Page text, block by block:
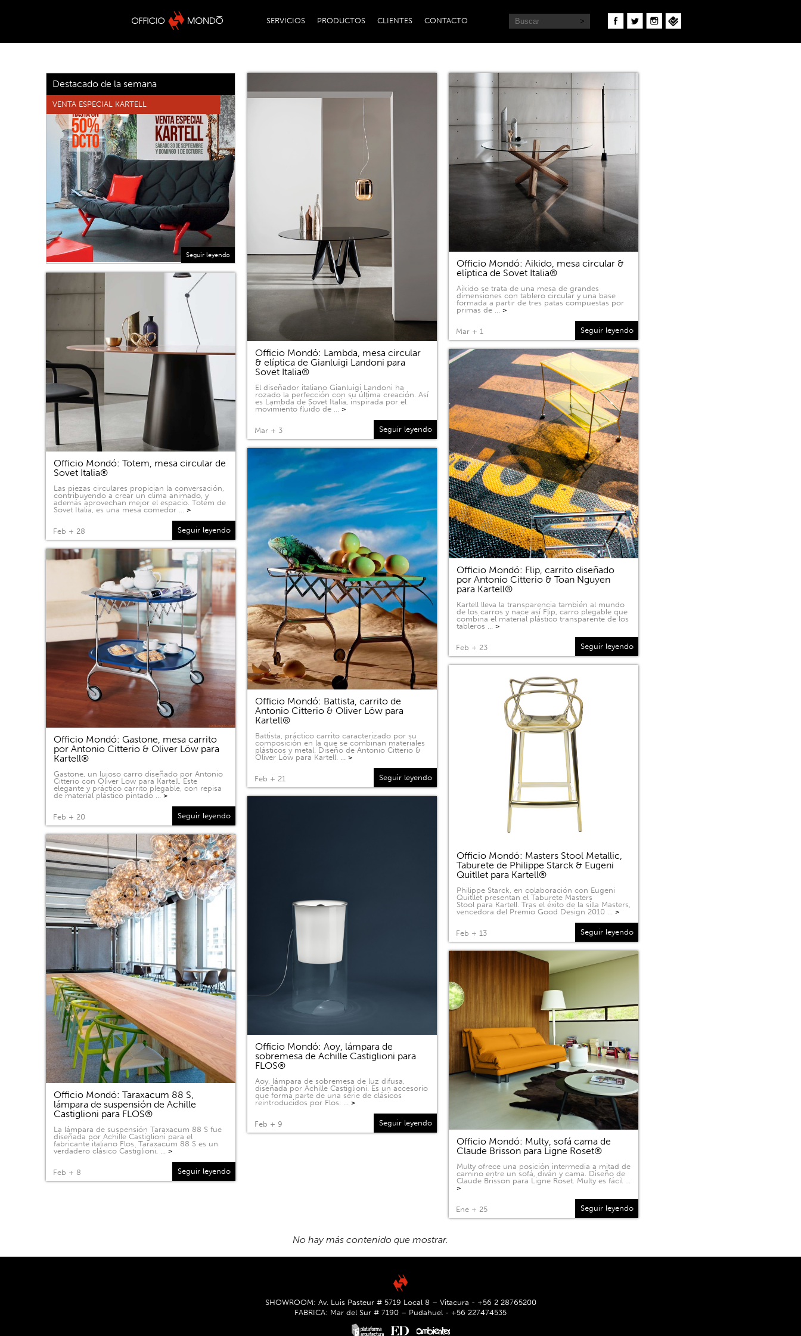
SERVICIOS PRODUCTOS CLIENTES CONTACTO
Destacado de la semana
VENTA ESPECIAL KARTELL
Seguir leyendo
Officio Mondó: Lambda, mesa circular
& elíptica de Gianluigi Landoni para
Sovet Italia®
El diseñador italiano Gianluigi Landoni ha
rozado la perfección con su última creación. Así
es Lambda de Sovet Italia, inspirada por el
movimiento fluido de … >
Mar + 3 Seguir leyendo
Officio Mondó: Aikido, mesa circular &
elíptica de Sovet Italia®
Aikido se trata de una mesa de grandes
dimensiones con tablero circular y una base
formada a partir de tres patas compuestas por
primas de … >
Mar + 1 Seguir leyendo
Officio Mondó: Totem, mesa circular de
Sovet Italia®
Las piezas circulares propician la conversación,
contribuyendo a crear un clima animado, y
además aprovechan mejor el espacio. Totem de
Sovet Italia, es una mesa comedor … >
Feb + 28 Seguir leyendo
Officio Mondó: Flip, carrito diseñado
por Antonio Citterio & Toan Nguyen
para Kartell®
Kartell lleva la transparencia también al mundo
de los carros y nace así Flip, carro plegable que
combina el material plástico transparente de los
tableros … >
Feb + 23 Seguir leyendo
Officio Mondó: Battista, carrito de
Antonio Citterio & Oliver Löw para
Kartell®
Battista, práctico carrito caracterizado por su
composición en la que se combinan materiales
plásticos y metal. Diseño de Antonio Citterio &
Oliver Löw para Kartell. … >
Feb + 21 Seguir leyendo
Officio Mondó: Gastone, mesa carrito
por Antonio Citterio & Oliver Löw para
Kartell®
Gastone, un lujoso carro diseñado por Antonio
Citterio con Oliver Low para Kartell. Este
elegante y práctico carrito plegable, con repisa
de material plástico pintado …>
Feb + 20 Seguir leyendo
Officio Mondó: Masters Stool Metallic,
Taburete de Philippe Starck & Eugeni
Quitllet para Kartell®
Philippe Starck, en colaboración con Eugeni
Quitllet presentan el Taburete Masters
Stool para Kartell. Tras el éxito de la silla Masters,
vencedora del Premio Good Design 2010 … >
Feb + 13 Seguir leyendo
Officio Mondó: Aoy, lámpara de
sobremesa de Achille Castiglioni para
FLOS®
Aoy, lámpara de sobremesa de luz difusa,
diseñada por Achille Castiglioni. Es un accesorio
que forma parte de una serie de clásicos
reintroducidos por Flos. … >
Feb + 9 Seguir leyendo
Officio Mondó: Taraxacum 88 S,
lámpara de suspensión de Achille
Castiglioni para FLOS®
La lámpara de suspensión Taraxacum 88 S fue
diseñada por Achille Castiglioni para el
fabricante italiano Flos. Taraxacum 88 S es un
verdadero clásico Castiglioni, … >
Feb + 8 Seguir leyendo
Officio Mondó: Multy, sofá cama de
Claude Brisson para Ligne Roset®
Multy ofrece una posición intermedia a mitad de
camino entre un sofá, diván y cama. Diseño de
Claude Brisson para Ligne Roset. Multy es fácil …
>
Ene + 25 Seguir leyendo
SHOWROOM: Av. Luis Pasteur # 5719 Local 8 – Vitacura - +56 2 28765200
FABRICA: Mar del Sur # 7190 – Pudahuel - +56 227474535